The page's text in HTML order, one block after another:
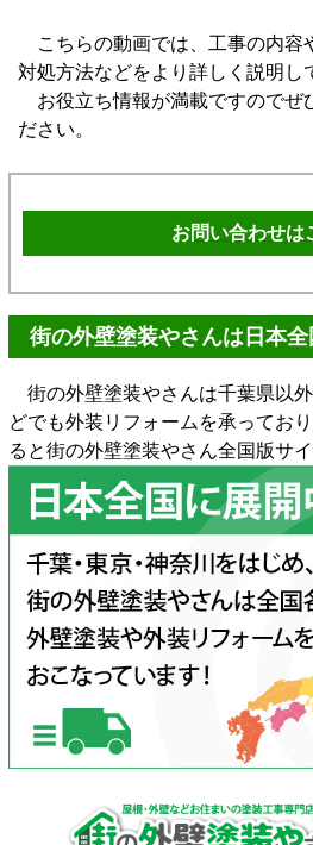
こちらの動画では、工事の内容
対処方法などをより詳しく説明し
お役立ち情報が満載ですのでぜ
ださい。
お問い合わせは
街の外壁塗装やさんは日本全
街の外壁塗装やさんは千葉県以
どでも外装リフォームを承ってお
ると街の外壁塗装やさん全国版サ